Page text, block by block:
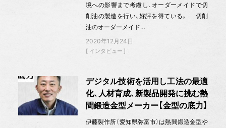
境への影響まで考慮し、オーダーメイドで切
削油の製造を行い、好評を得ている。 切削
油のオーダーメイド…
2020年12月24日
インタビュー
デジタル技術を活用し工法の最適
化、人材育成、新製品開発に挑む熱
間鍛造金型メーカー【金型の底力】
伊藤製作所（愛知県弥富市）は熱間鍛造金型や